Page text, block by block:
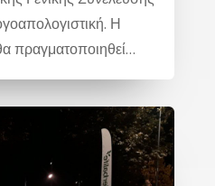
Η
πραγματοποιηθεί…